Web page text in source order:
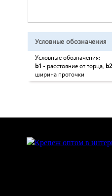
Условные обозначения
Условные обозначения:
b1 - расстояние от торца, b2
ширина проточки